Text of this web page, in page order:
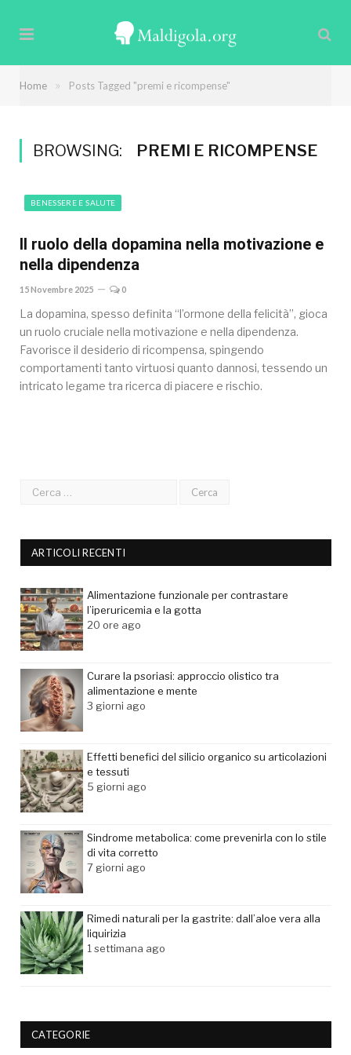
Home » Posts Tagged "premi e ricompense"
BROWSING: PREMI E RICOMPENSE
BENESSERE E SALUTE
Il ruolo della dopamina nella motivazione e
nella dipendenza
15 Novembre 2025 0
La dopamina, spesso definita “l’ormone della felicità”, gioca
un ruolo cruciale nella motivazione e nella dipendenza.
Favorisce il desiderio di ricompensa, spingendo
comportamenti tanto virtuosi quanto dannosi, tessendo un
intricato legame tra ricerca di piacere e rischio.
ARTICOLI RECENTI
Alimentazione funzionale per contrastare
l’iperuricemia e la gotta
20 ore ago
Curare la psoriasi: approccio olistico tra
alimentazione e mente
3 giorni ago
Effetti benefici del silicio organico su articolazioni
e tessuti
5 giorni ago
Sindrome metabolica: come prevenirla con lo stile
di vita corretto
7 giorni ago
Rimedi naturali per la gastrite: dall’aloe vera alla
liquirizia
1 settimana ago
CATEGORIE